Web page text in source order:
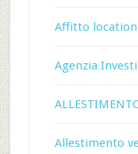
Affitto
Agenzia
Allestimento